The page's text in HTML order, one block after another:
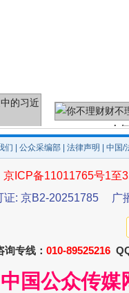
们 公众采编部 法律声明 | 中国
京ICP备11011765号1至
证: 京B2-20251785
广
专线： 010-89525216
国公众传